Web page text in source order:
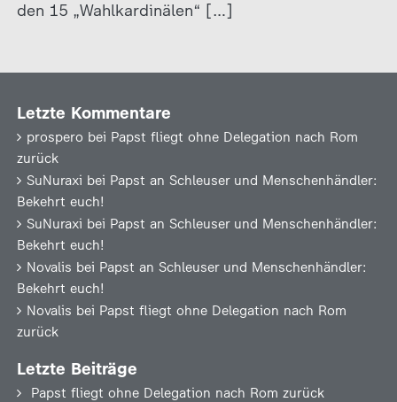
den 15 „Wahlkardinälen“ […]
Letzte Kommentare
prospero bei Papst fliegt ohne Delegation nach Rom
zurück
SuNuraxi bei Papst an Schleuser und Menschenhändler:
Bekehrt euch!
SuNuraxi bei Papst an Schleuser und Menschenhändler:
Bekehrt euch!
Novalis bei Papst an Schleuser und Menschenhändler:
Bekehrt euch!
Novalis bei Papst fliegt ohne Delegation nach Rom
zurück
Letzte Beiträge
Papst fliegt ohne Delegation nach Rom zurück